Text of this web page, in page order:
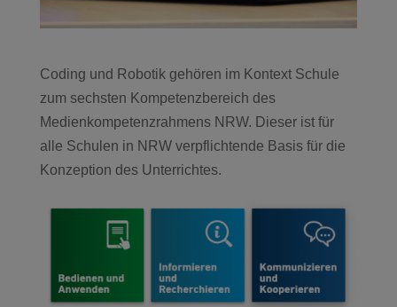
Coding und Robotik gehören im Kontext Schule
zum sechsten Kompetenzbereich des
Medienkompetenzrahmens NRW. Dieser ist für
alle Schulen in NRW verpflichtende Basis für die
Konzeption des Unterrichtes.